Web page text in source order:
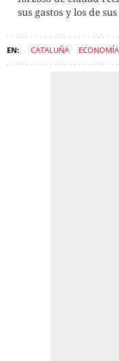
sus gastos y los de
CATALUÑA ECONOMÍA